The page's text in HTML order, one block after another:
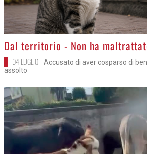
>
Dal territorio - Non ha
04 LUGLIO
Accusato di aver cosparso di
assolto